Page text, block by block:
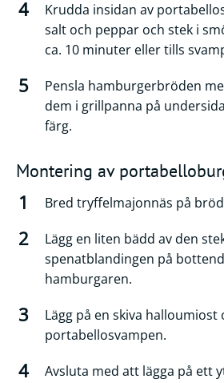
Krudda insidan av
salt och peppar och stek i
ca. 10 minuter eller tills
Pensla hamburgerbröden
dem i grillpanna på
färg.
Montering av
Bred tryffelmajonnäs på
Lägg en liten bädd av den
spenatblandingen på
hamburgaren.
Lägg på en skiva halloumiost
portabellosvampen.
Avsluta med att lägga på ett